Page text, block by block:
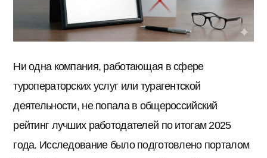
Ни одна компания, работающая в сфере
туроператорских услуг или турагентской
деятельности, не попала в общероссийский
рейтинг лучших работодателей по итогам 2025
года. Исследование было подготовлено порталом